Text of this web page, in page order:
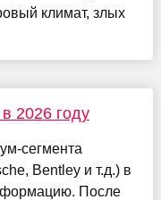
климат, злых
2026 году
сегмента
Bentley и т.д.) в
После